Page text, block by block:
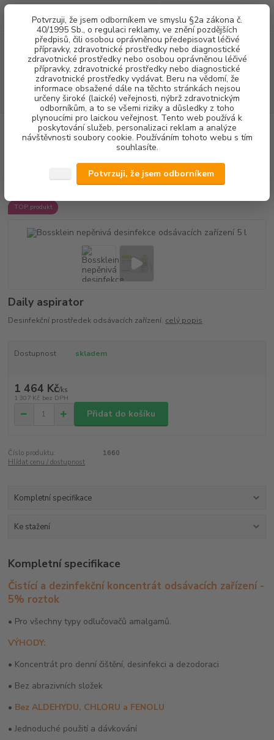
Potvrzuji, že jsem odborníkem ve smyslu §2a zákona č.
40/1995 Sb., o regulaci reklamy, ve znění pozdějších
předpisů, čili osobou oprávněnou předepisovat léčivé
přípravky, zdravotnické prostředky nebo diagnostické
zdravotnické prostředky nebo osobou oprávněnou léčivé
přípravky, zdravotnické prostředky nebo diagnostické
zdravotnické prostředky vydávat. Beru na vědomí, že
informace obsažené dále na těchto stránkách nejsou
určeny široké (laické) veřejnosti, nýbrž zdravotnickým
odborníkům, a to se všemi riziky a důsledky z toho
plynoucími pro laickou veřejnost. Tento web používá k
poskytování služeb, personalizaci reklam a analýze
návštěvnosti soubory cookie. Používáním tohoto webu s tím
souhlasíte.
Potvrzuji, že jsem odborníkem
Menu
CZK
Hledat
(Po-Pá, 8-16 hod.)
za0,00 Kč
DEZINFEKCE DEZINFEKCE SAVEK
Bossklein nepěnivá
desinfekce odsávacích zařízení 5 l
Bossklein nepěnivá desinfekce
odsávacích zařízení 5 l
TOP produkt
Daily aspirator
Desinfekční prostředek odsávacích zařízení. celý popis
Dostupnost skladem
1 464 Kč/ks
1 307 Kč bez DPH
Přidat do košíku
Číslo produktu:
1660
Hlídat cenu / dostupnost
Kompletní specifikace
Ke stažení
Kompletní specifikace
Čistící a dezinfekční koncentrát odsávacích zařízení -
5% roztok
• Pro všechny typy odlučovačů amalgamů.
VÝHODY:
• Koncentrát pro denní čištění, desinfekci a dezodoraci
• Bez abrazivních složek
• Bez ALDEHYDU, CHLORU a FENOLU
• Jednoduché použití a dávkování